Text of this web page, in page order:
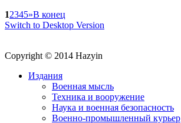
12345»В конец
Switch to Desktop Version
Copyright © 2014 Hazyin
Издания
Военная мысль
Техника и вооружение
Наука и военная безопасность
Военно-промышленный курьер